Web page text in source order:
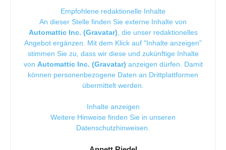
Empfohlene redaktionelle Inhalte
An dieser Stelle finden Sie externe Inhalte von
Automattic Inc. (Gravatar) , die unser redaktionelles
Angebot ergänzen. Mit dem Klick auf "Inhalte anzeigen"
stimmen Sie zu, dass wir diese und zukünftige Inhalte
von Automattic Inc. (Gravatar) anzeigen dürfen. Damit
können personenbezogene Daten an Drittplattformen
übermittelt werden.
Inhalte anzeigen
Weitere Hinweise finden Sie in unseren
Datenschutzhinweisen